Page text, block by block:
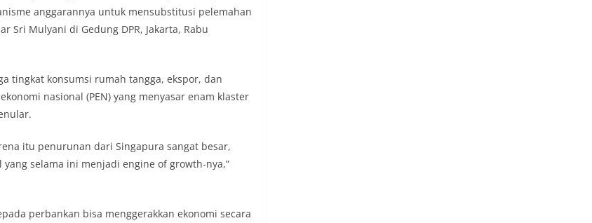
anggarannya untuk mensubstitusi pelemahan
Sri Mulyani di Gedung DPR, Jakarta, Rabu
tingkat konsumsi rumah tangga, ekspor, dan
nasional (PEN) yang menyasar enam klaster
itu penurunan dari Singapura sangat besar,
selama ini menjadi engine of growth-nya,”
perbankan bisa menggerakkan ekonomi secara